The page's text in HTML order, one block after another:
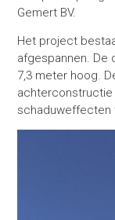
Gemert BV.
Het project
afgespannen. De
7,3 meter hoog.
schaduweffecten